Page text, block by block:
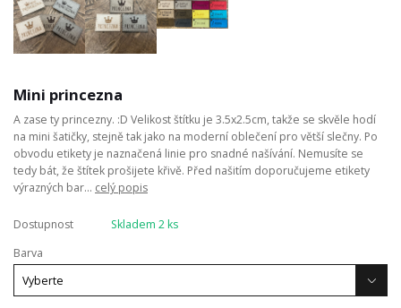
Mini princezna
A zase ty princezny. :D Velikost štítku je 3.5x2.5cm, takže se skvěle hodí
na mini šatičky, stejně tak jako na moderní oblečení pro větší slečny. Po
obvodu etikety je naznačená linie pro snadné našívání. Nemusíte se
tedy bát, že štítek prošijete křivě. Před našitím doporučujeme etikety
výrazných bar... celý popis
Dostupnost
Skladem 2 ks
Barva